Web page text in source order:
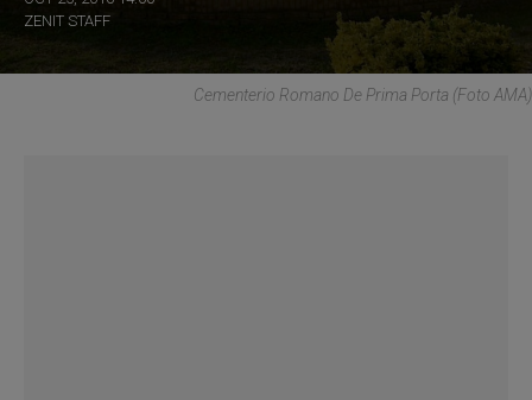
ZENIT STAFF
Cementerio Romano De Prima Porta (Foto AMA)